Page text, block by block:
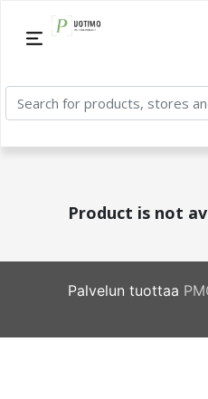
Product is not
Palvelun tuottaa